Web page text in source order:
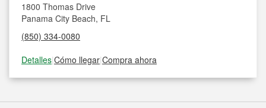
1800 Thomas Drive
Panama City Beach, FL
(850) 334-0080
Detalles|Cómo llegar|Compra ahora